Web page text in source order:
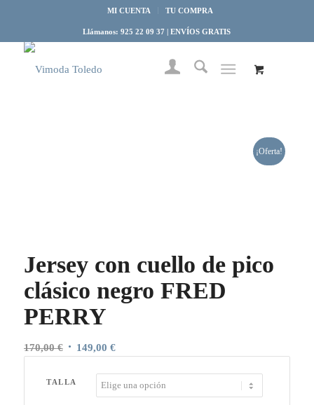
MI CUENTA TU COMPRA
Llámanos: 925 22 09 37 | ENVÍOS GRATIS
¡Oferta!
Jersey con cuello de pico
clásico negro FRED
PERRY
170,00€ El
original
149,00 €El
es:
TALLA